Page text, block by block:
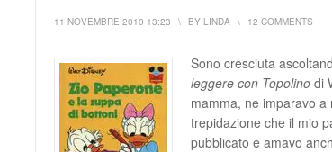
11 NOVEMBRE 2010 13:23 \ BY LINDA \ 12 COMMENTS
Sono cresciuta
leggere con Topolino di
mamma, ne imparavo a
trepidazione che il mio
pubblicato e amavo